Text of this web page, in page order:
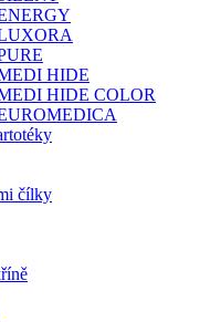
HIDE
HIDE COLOR
čílky